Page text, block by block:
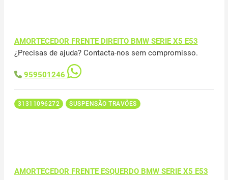
AMORTECEDOR FRENTE DIREITO BMW SERIE X5 E53
¿Precisas de ajuda? Contacta-nos sem compromisso.
959501246
31311096272 SUSPENSÃO TRAVÕES
AMORTECEDOR FRENTE ESQUERDO BMW SERIE X5 E53